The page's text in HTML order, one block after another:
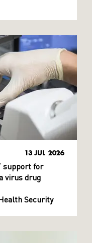
13 JUL 2026
support for
virus drug
Security